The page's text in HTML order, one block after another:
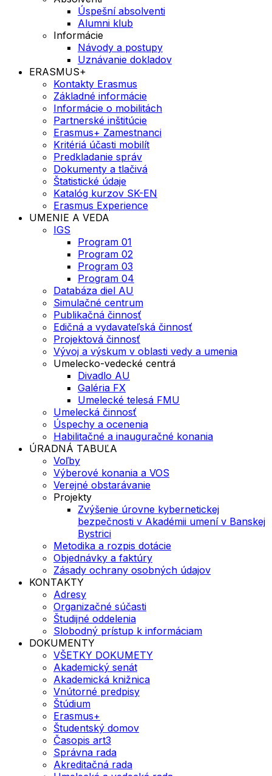
Úspešní absolventi
Alumni klub
Informácie
Návody a postupy
Uznávanie dokladov
ERASMUS+
Kontakty Erasmus
Základné informácie
Informácie o mobilitách
Partnerské inštitúcie
Erasmus+ Zamestnanci
Kritériá účasti mobilít
Predkladanie správ
Dokumenty a tlačivá
Štatistické údaje
Katalóg kurzov SK-EN
Erasmus Experience
UMENIE A VEDA
IGS
Program 01
Program 02
Program 03
Program 04
Databáza diel AU
Simulačné centrum
Publikačná činnosť
Edičná a vydavateľská činnosť
Projektová činnosť
Vývoj a výskum v oblasti vedy a umenia
Umelecko-vedecké centrá
Divadlo AU
Galéria FX
Umelecké telesá FMU
Umelecká činnosť
Úspechy a ocenenia
Habilitačné a inauguračné konania
ÚRADNÁ TABUĽA
Voľby
Výberové konania a VOS
Verejné obstarávanie
Projekty
Zvýšenie úrovne kybernetickej
bezpečnosti v Akadémii umení v Banskej
Bystrici
Metodika a rozpis dotácie
Objednávky a faktúry
Zásady ochrany osobných údajov
KONTAKTY
Adresy
Organizačné súčasti
Študijné oddelenia
Slobodný prístup k informáciam
DOKUMENTY
VŠETKY DOKUMETY
Akademický senát
Akademická knižnica
Vnútorné predpisy
Štúdium
Erasmus+
Študentský domov
Časopis art3
Správna rada
Akreditačná rada